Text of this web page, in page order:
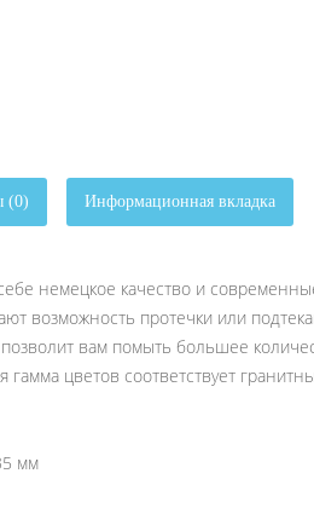
(0) Информационная вкладка
немецкое качество и
возможность протечки или
вам помыть большее
цветов соответствует
мм